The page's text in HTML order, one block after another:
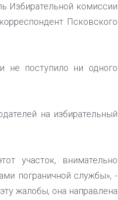
Избирательной комиссии
Псковского
не поступило ни одного
на избирательный
участок, внимательно
пограничной службы», -
жалобы, она направлена